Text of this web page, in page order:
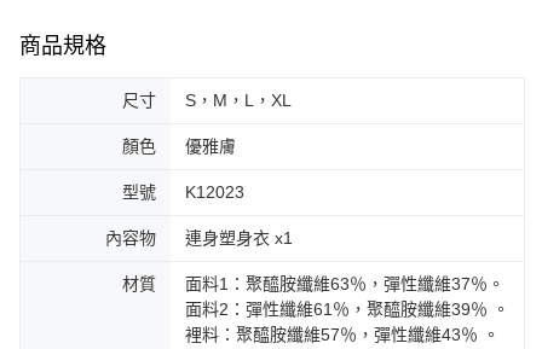
商品規格
尺寸 S，M，L，XL
顏色 優雅膚
型號 K12023
內容物 連身塑身衣 x1
材質
面料1：聚醯胺纖維63％，彈性纖維37％。
面料2：彈性纖維61％，聚醯胺纖維39％ 。
裡料：聚醯胺纖維57％，彈性纖維43％ 。